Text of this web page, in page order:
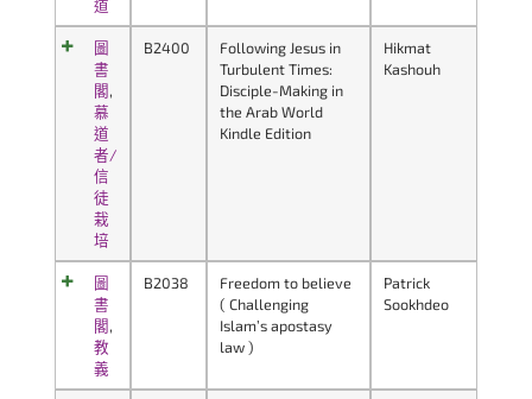
道
圖
書
閣,
慕
道
者/
信
徒
栽
培
B2400
Following Jesus in
Turbulent Times:
Disciple-Making in
the Arab World
Kindle Edition
Hikmat
Kashouh
圖
書
閣,
教
義
B2038
Freedom to believe
( Challenging
Islam’s apostasy
law )
Patrick
Sookhdeo